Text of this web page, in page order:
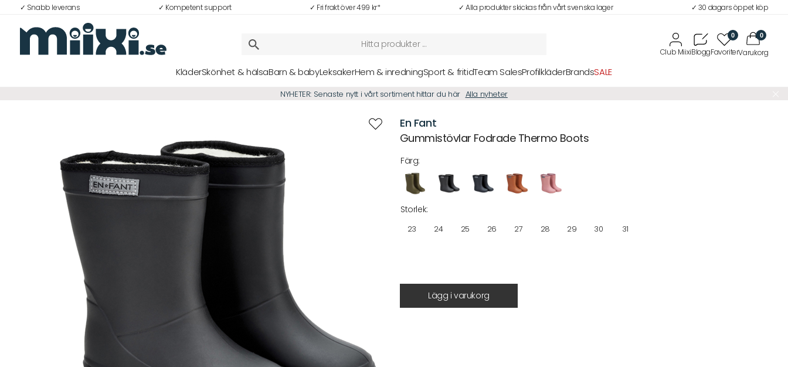
✓ Snabb leverans ✓ Kompetent support ✓ Fri frakt över 499 kr* ✓ Alla produkter skickas från vårt svenska lager ✓ 30 dagars öppet köp
0 0
KläderSkönhet & hälsaBarn & babyLeksakerHem & inredningSport & fritidTeam SalesProfilkläderBrandsSALE
Bli medlem i Club Miixi
Glömt ditt lösenord?
Ansök om att bli B2B-kund
NYHETER: Senaste nytt i vårt sortiment hittar du här Alla nyheter
En Fant
Gummistövlar Fodrade Thermo Boots
Färg:
Storlek:
23 24 25 26 27 28 29 30 31
Lägg i varukorg